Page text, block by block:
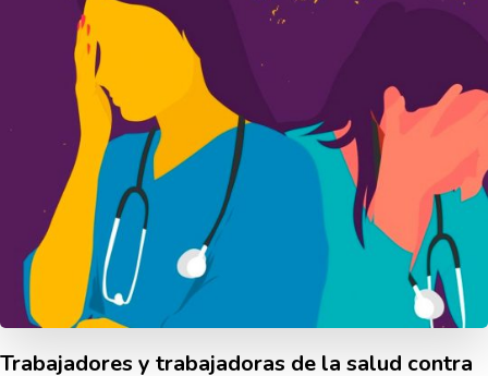
Trabajadores y trabajadoras de la salud contra